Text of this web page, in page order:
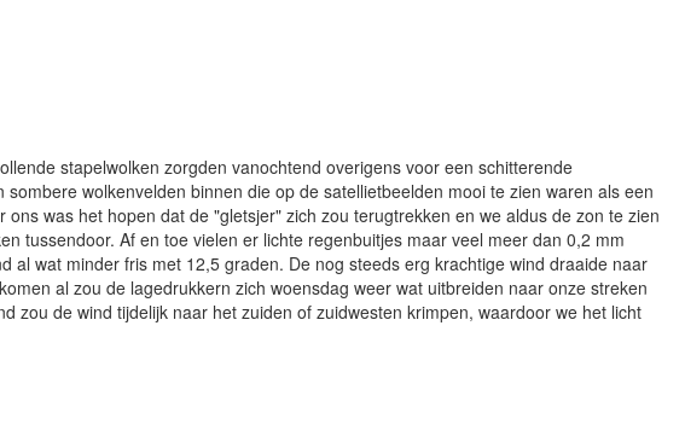
stapelwolken zorgden vanochtend overigens voor een schitterende
wolkenvelden binnen die op de satellietbeelden mooi te zien waren als een
was het hopen dat de "gletsjer" zich zou terugtrekken en we aldus de zon te zien
tussendoor. Af en toe vielen er lichte regenbuitjes maar veel meer dan 0,2 mm
wat minder fris met 12,5 graden. De nog steeds erg krachtige wind draaide naar
al zou de lagedrukkern zich woensdag weer wat uitbreiden naar onze streken
de wind tijdelijk naar het zuiden of zuidwesten krimpen, waardoor we het licht